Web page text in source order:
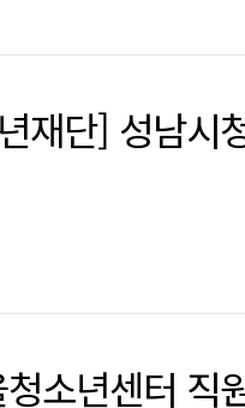
재단] 성남시
소년센터 직